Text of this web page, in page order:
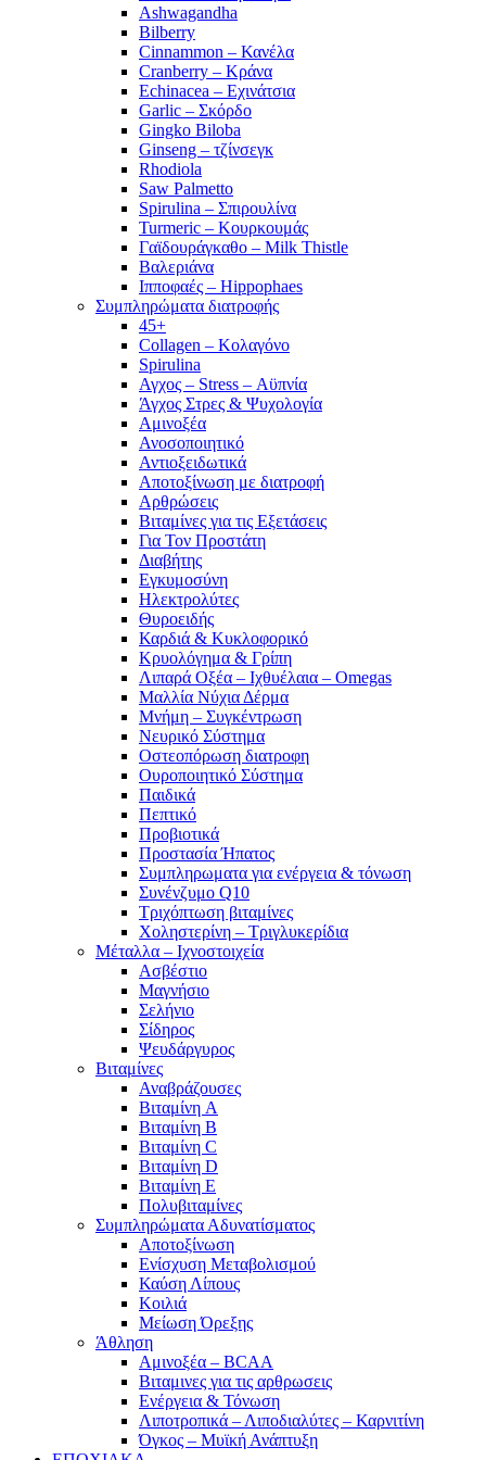
Ashwagandha
Bilberry
Cinnammon – Κανέλα
Cranberry – Κράνα
Echinacea – Εχινάτσια
Garlic – Σκόρδο
Gingko Biloba
Ginseng – τζίνσεγκ
Rhodiola
Saw Palmetto
Spirulina – Σπιρουλίνα
Turmeric – Κουρκουμάς
Γαϊδουράγκαθο – Milk Thistle
Βαλεριάνα
Ιπποφαές – Hippophaes
Συμπληρώματα διατροφής
45+
Collagen – Κολαγόνο
Spirulina
Αγχος – Stress – Αϋπνία
Άγχος Στρες & Ψυχολογία
Αμινοξέα
Ανοσοποιητικό
Αντιοξειδωτικά
Αποτοξίνωση με διατροφή
Αρθρώσεις
Βιταμίνες για τις Εξετάσεις
Για Τον Προστάτη
Διαβήτης
Εγκυμοσύνη
Ηλεκτρολύτες
Θυροειδής
Καρδιά & Κυκλοφορικό
Κρυολόγημα & Γρίπη
Λιπαρά Οξέα – Ιχθυέλαια – Omegas
Μαλλία Νύχια Δέρμα
Μνήμη – Συγκέντρωση
Νευρικό Σύστημα
Οστεοπόρωση διατροφη
Ουροποιητικό Σύστημα
Παιδικά
Πεπτικό
Προβιοτικά
Προστασία Ήπατος
Συμπληρωματα για ενέργεια & τόνωση
Συνένζυμο Q10
Τριχόπτωση βιταμίνες
Χοληστερίνη – Τριγλυκερίδια
Μέταλλα – Ιχνοστοιχεία
Ασβέστιο
Μαγνήσιο
Σελήνιο
Σίδηρος
Ψευδάργυρος
Βιταμίνες
Αναβράζουσες
Βιταμίνη A
Βιταμίνη B
Βιταμίνη C
Βιταμίνη D
Βιταμίνη E
Πολυβιταμίνες
Συμπληρώματα Αδυνατίσματος
Αποτοξίνωση
Ενίσχυση Μεταβολισμού
Καύση Λίπους
Κοιλιά
Μείωση Όρεξης
Άθληση
Αμινοξέα – BCAA
Βιταμινες για τις αρθρωσεις
Ενέργεια & Τόνωση
Λιποτροπικά – Λιποδιαλύτες – Καρνιτίνη
Όγκος – Μυϊκή Ανάπτυξη